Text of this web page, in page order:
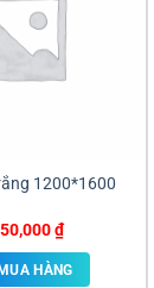
1200*1600
₫
MUA HÀNG